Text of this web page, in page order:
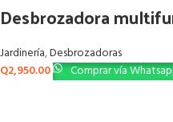
Desbrozadora
Jardinería,Desbrozadoras
Q2,950.00 Comprar vía